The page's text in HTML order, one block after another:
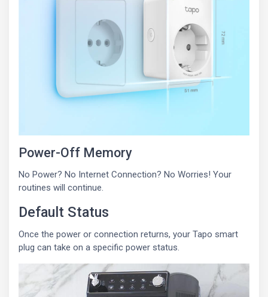
Power-Off Memory
No Power? No Internet Connection? No Worries! Your
routines will continue.
Default Status
Once the power or connection returns, your Tapo smart
plug can take on a specific power status.